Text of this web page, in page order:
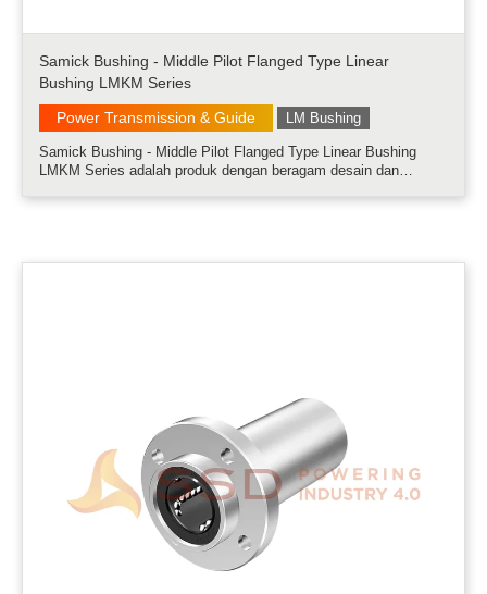
Samick Bushing - Middle Pilot Flanged Type Linear
Bushing LMKM Series
Power Transmission & Guide
LM Bushing
Samick Bushing - Middle Pilot Flanged Type Linear Bushing
LMKM Series adalah produk dengan beragam desain dan